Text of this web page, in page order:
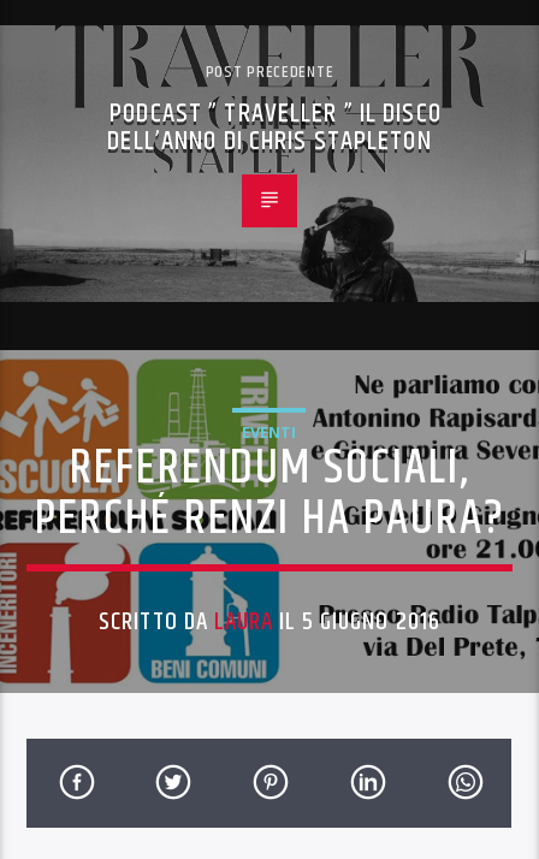
POST PRECEDENTE
PODCAST ” TRAVELLER ” IL DISCO
DELL’ANNO DI CHRIS STAPLETON
EVENTI
REFERENDUM SOCIALI,
PERCHÉ RENZI HA PAURA?
SCRITTO DA LAURA IL 5 GIUGNO 2016